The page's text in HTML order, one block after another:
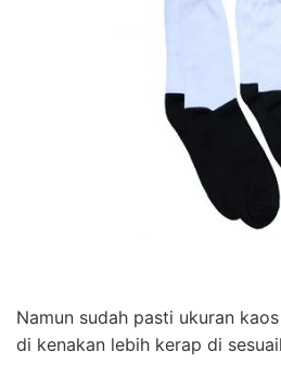
Namun sudah pasti ukuran
di kenakan lebih kerap di